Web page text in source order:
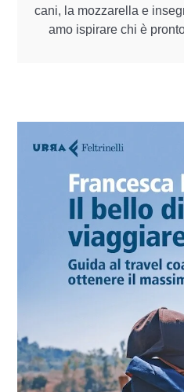
cani, la mozzarella e
amo ispirare chi è